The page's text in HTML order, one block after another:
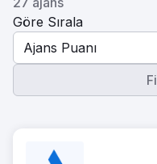
Göre Sırala
Ajans Puanı